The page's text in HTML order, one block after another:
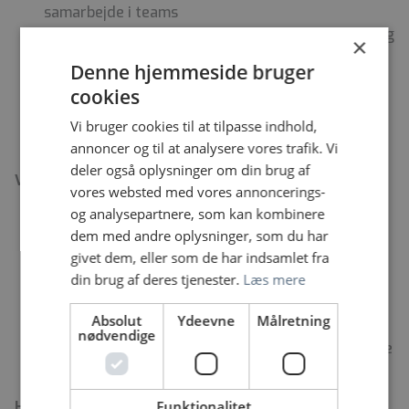
samarbejde i teams
Er fællesskabsorienteret, fleksibel, nytænkende og
Har en naturlig interesse for faglig udvikling og
kvalitet
Kommunikerer klart – både med kollegaer,
patienter og samarbejdspartnere
Vi tilbyder:
En meningsfuld hverdag med direkte indflydelse
på menneskers liv
Et alsidigt, givende og udfordrende arbejde med
mulighed for tværfaglig udvikling
Et stærkt fagligt miljø med klinik, forskning og
undervisning
En arbejdsplads med højt til loftet og plads til dine
×
Denne hjemmeside bruger
cookies
Vi bruger cookies til at tilpasse indhold,
annoncer og til at analysere vores trafik. Vi
deler også oplysninger om din brug af
vores websted med vores annoncerings-
og analysepartnere, som kan kombinere
dem med andre oplysninger, som du har
givet dem, eller som de har indsamlet fra
din brug af deres tjenester. Læs mere
Absolut
nødvendige
Ydeevne Målretning